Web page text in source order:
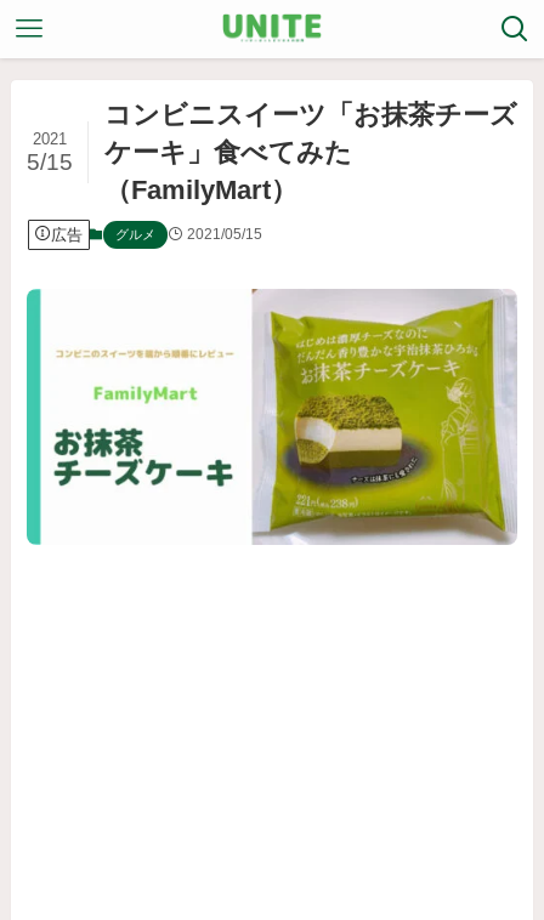
コンビニスイーツ「お抹茶チーズ
ケーキ」食べてみた
（FamilyMart）
2021
5/15
広告 グルメ 2021/05/15